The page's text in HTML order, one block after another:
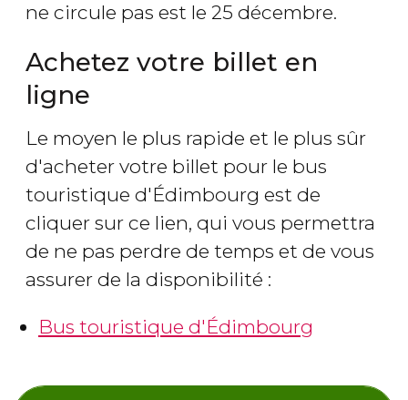
ne circule pas est le 25 décembre.
Achetez votre billet en
ligne
Le moyen le plus rapide et le plus sûr
d'acheter votre billet pour le bus
touristique d'Édimbourg est de
cliquer sur ce lien, qui vous permettra
de ne pas perdre de temps et de vous
assurer de la disponibilité :
Bus touristique d'Édimbourg